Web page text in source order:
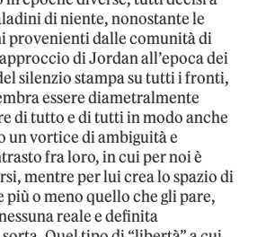
di niente, nonostante le
provenienti dalle comunità di
di Jordan all’epoca dei
silenzio stampa su tutti i fronti,
essere diametralmente
di tutto e di tutti in modo anche
un vortice di ambiguità e
fra loro, in cui per noi è
mentre per lui crea lo spazio di
più o meno quello che gli pare,
reale e definita